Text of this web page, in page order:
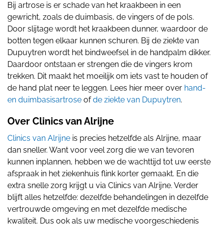
Bij artrose is er schade van het kraakbeen in een
gewricht, zoals de duimbasis, de vingers of de pols.
Door slijtage wordt het kraakbeen dunner, waardoor de
botten tegen elkaar kunnen schuren. Bij de ziekte van
Dupuytren wordt het bindweefsel in de handpalm dikker.
Daardoor ontstaan er strengen die de vingers krom
trekken. Dit maakt het moeilijk om iets vast te houden of
de hand plat neer te leggen. Lees hier meer over hand-
en duimbasisartrose ofde ziekte van Dupuytren.
Over Clinics van Alrijne
Clinics van Alrijne is precies hetzelfde als Alrijne, maar
dan sneller. Want voor veel zorg die we van tevoren
kunnen inplannen, hebben we de wachttijd tot uw eerste
afspraak in het ziekenhuis flink korter gemaakt. En die
extra snelle zorg krijgt u via Clinics van Alrijne. Verder
blijft alles hetzelfde: dezelfde behandelingen in dezelfde
vertrouwde omgeving en met dezelfde medische
kwaliteit. Dus ook als uw medische voorgeschiedenis